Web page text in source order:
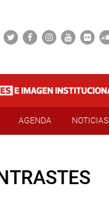
AGENDA NOTICIAS